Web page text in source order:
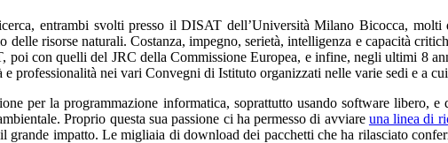
entrambi svolti presso il DISAT dell’Università Milano Bicocca,
risorse naturali. Costanza, impegno, serietà, intelligenza e capacità
con quelli del JRC della Commissione Europea, e infine, negli ultimi 8
nei vari Convegni di Istituto organizzati nelle varie sedi e a
per la programmazione informatica, soprattutto usando software libero,
Proprio questa sua passione ci ha permesso di avviare una linea di
impatto. Le migliaia di download dei pacchetti che ha rilasciato